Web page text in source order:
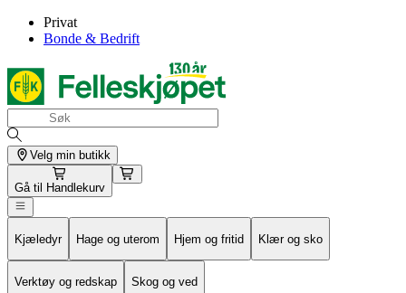
Privat
Bonde & Bedrift
Velg min butikk
Gå til Handlekurv
Kjæledyr Hage og uterom Hjem og fritid Klær og sko
Verktøy og redskap Skog og ved